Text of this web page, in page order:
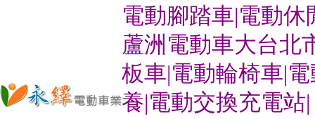
電動腳踏車|電動休
蘆洲電動車大台北
板車|電動輪椅車|
養|電動交換充電站|